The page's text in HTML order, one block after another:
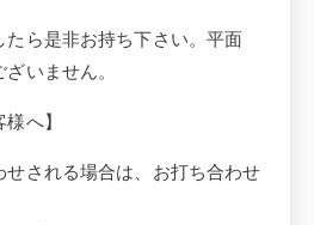
たら是非お持ち下さい。平面
いません。
へ】
せされる場合は、お打ち合わせ